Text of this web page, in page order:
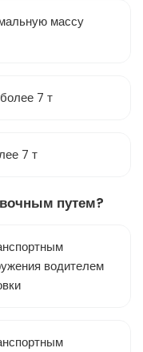
массу
7 т
7 т
путем?
водителем